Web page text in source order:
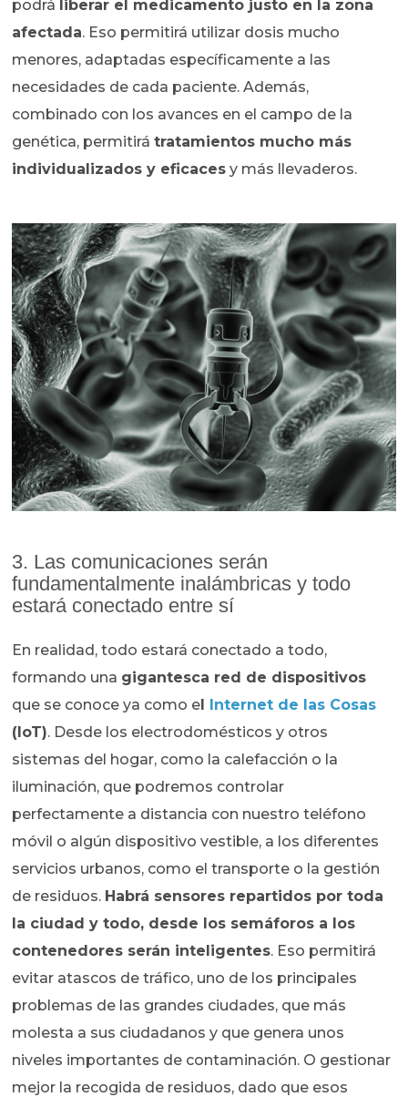
podrá liberar el medicamento justo en la zona
afectada. Eso permitirá utilizar dosis mucho
menores, adaptadas específicamente a las
necesidades de cada paciente. Además,
combinado con los avances en el campo de la
genética, permitirátratamientos mucho más
individualizados y eficaces y más llevaderos.
3. Las comunicaciones serán
fundamentalmente inalámbricas y todo
estará conectado entre sí
En realidad, todo estará conectado a todo,
formando una gigantesca red de dispositivos
que se conoce ya como el Internet de las Cosas
(IoT). Desde los electrodomésticos y otros
sistemas del hogar, como la calefacción o la
iluminación, que podremos controlar
perfectamente a distancia con nuestro teléfono
móvil o algún dispositivo vestible, a los diferentes
servicios urbanos, como el transporte o la gestión
de residuos. Habrá sensores repartidos por toda
la ciudad y todo, desde los semáforos a los
contenedores serán inteligentes. Eso permitirá
evitar atascos de tráfico, uno de los principales
problemas de las grandes ciudades, que más
molesta a sus ciudadanos y que genera unos
niveles importantes de contaminación. O gestionar
mejor la recogida de residuos, dado que esos